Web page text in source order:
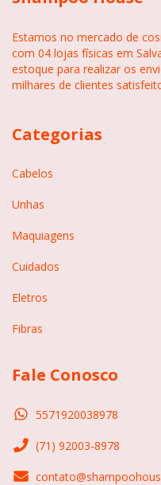
Estamos no mercado de
com 04 lojas físicas em
estoque para realizar os
milhares de clientes
Categorias
Cabelos
Unhas
Maquiagens
Cuidados
Eletros
Fibras
Fale Conosco
5571920038978
(71) 92003-8978